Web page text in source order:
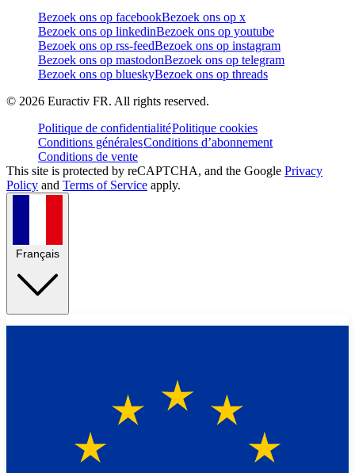
Bezoek ons op facebookBezoek ons op x
Bezoek ons op linkedinBezoek ons op youtube
Bezoek ons op rss-feedBezoek ons op instagram
Bezoek ons op mastodonBezoek ons op telegram
Bezoek ons op blueskyBezoek ons op threads
© 2026 Euractiv FR. All rights reserved.
Politique de confidentialitéPolitique cookies
Conditions généralesConditions d’abonnement
Conditions de vente
This site is protected by reCAPTCHA, and the Google Privacy
Policy and Terms of Service apply.
Français